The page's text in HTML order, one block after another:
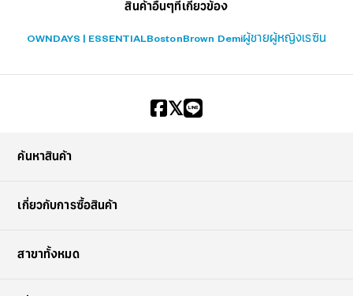
สินค้าอื่นๆที่เกี่ยวข้อง
OWNDAYS | ESSENTIALBoston Brown Demiผู้ชายผู้หญิงเรซิน
ค้นหาสินค้า
เกี่ยวกับการซื้อสินค้า
สาขาทั้งหมด